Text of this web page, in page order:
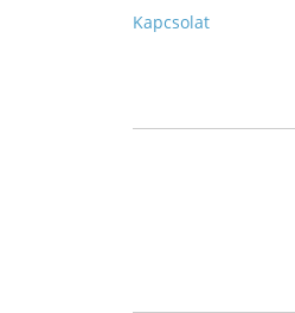
Kapcsolat